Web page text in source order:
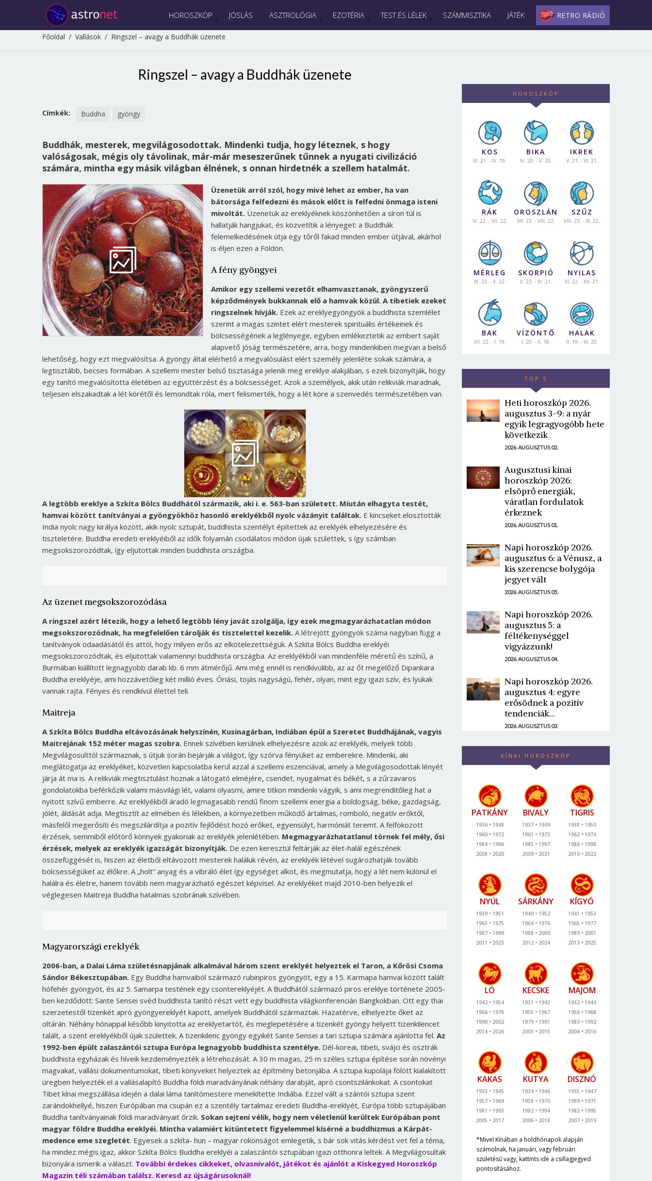
HOROSZKÓP JÓSLÁS ASZTROLÓGIA EZOTÉRIA TEST ÉS LÉLEK SZÁMMISZTIKA JÁTÉK RETRO RÁDIÓ
Főoldal / Vallások / Ringszel – avagy a Buddhák üzenete
Ringszel – avagy a Buddhák üzenete
Címkék: Buddha gyöngy
Buddhák, mesterek, megvilágosodottak. Mindenki tudja, hogy léteznek, s hogy
valóságosak, mégis oly távolinak, már-már meseszerűnek tűnnek a nyugati civilizáció
számára, mintha egy másik világban élnének, s onnan hirdetnék a szellem hatalmát.
Üzenetük arról szól, hogy mivé lehet az ember, ha van
bátorsága felfedezni és mások előtt is felfedni önmaga isteni
mivoltát. Üzenetük az ereklyéknek köszönhetően a síron túl is
hallatják hangjukat, és közvetítik a lényeget: a Buddhák
felemelkedésének útja egy tőről fakad minden ember útjával, akárhol
is éljen ezen a Földön.
A fény gyöngyei
Amikor egy szellemi vezetőt elhamvasztanak, gyöngyszerű
képződmények bukkannak elő a hamvak közül. A tibetiek ezeket
ringszelnek hívják. Ezek az ereklyegyöngyök a buddhista szemlélet
szerint a magas szintet elért mesterek spirituális értékeinek és
bölcsességének a leglényege, egyben emlékeztetik az embert saját
alapvető jóság természetére, arra, hogy mindenkiben megvan a belső
lehetőség, hogy ezt megvalósítsa. A gyöngy által elérhető a megvalósulást elért személy jelenléte sokak számára, a
legtisztább, becses formában. A szellemi mester belső tisztasága jelenik meg ereklye alakjában, s ezek bizonyítják, hogy
egy tanító megvalósította életében az együttérzést és a bölcsességet. Azok a személyek, akik után relikviák maradnak,
teljesen elszakadtak a lét körétől és lemondtak róla, mert felismerték, hogy a lét köre a szenvedés természetében van.
A legtöbb ereklye a Szkíta Bölcs Buddhától származik, aki i. e. 563-ban született. Miután elhagyta testét,
hamvai között tanítványai a gyöngyökhöz hasonló ereklyékből nyolc vázányit találtak. E kincseket elosztották
India nyolc nagy királya között, akik nyolc sztupát, buddhista szentélyt építettek az ereklyék elhelyezésére és
tiszteletére. Buddha eredeti ereklyéiből az idők folyamán csodálatos módon újak születtek, s így számban
megsokszorozódtak, így eljutottak minden buddhista országba.
Az üzenet megsokszorozódása
A ringszel azért létezik, hogy a lehető legtöbb lény javát szolgálja, így ezek megmagyarázhatatlan módon
megsokszorozódnak, ha megfelelően tárolják és tisztelettel kezelik. A létrejött gyöngyök száma nagyban függ a
tanítványok odaadásától és attól, hogy milyen erős az elkötelezettségük. A Szkíta Bölcs Buddha ereklyéi
megsokszorozódtak, és eljutottak valamennyi buddhista országba. Az ereklyékből van mindenféle méretű és színű, a
Burmában kiállított legnagyobb darab kb. 6 mm átmérőjű. Ami még ennél is rendkívülibb, az az őt megelőző Dipankara
Buddha ereklyéje, ami hozzávetőleg két millió éves. Óriási, tojás nagyságú, fehér, olyan, mint egy igazi szív, és lyukak
vannak rajta. Fényes és rendkívül élettel teli.
Maitreja
A Szkíta Bölcs Buddha eltávozásának helyszínén, Kusinagárban, Indiában épül a Szeretet Buddhájának, vagyis
Maitrejának 152 méter magas szobra. Ennek szívében kerülnek elhelyezésre azok az ereklyék, melyek több
Megvilágosulttól származnak, s útjuk során bejárják a világot, így szórva fényüket az emberekre. Mindenki, aki
meglátogatja az ereklyéket, közvetlen kapcsolatba kerül azzal a szellemi eszenciával, amely a Megvilágosodottak lényét
járja át ma is. A relikviák megtisztulást hoznak a látogató elméjére, csendet, nyugalmat és békét, s a zűrzavaros
gondolatokba beférkőzik valami másvilági lét, valami olyasmi, amire titkon mindenki vágyik, s ami megrenditőleg hat a
nyitott szívű emberre. Az ereklyékből áradó legmagasabb rendű finom szellemi energia a boldogság, béke, gazdagság,
jólét, áldását adja. Megtisztít az elmében és lélekben, a környezetben működő ártalmas, romboló, negatív erőktől,
másfelől megerősíti és megszilárdítja a pozitív fejlődést hozó erőket, egyensúlyt, harmóniát teremt. A felfokozott
érzések, semmiből előtörő könnyek gyakoriak az ereklyék jelenlétében. Megmagyarázhatatlanul törnek fel mély, ősi
érzések, melyek az ereklyék igazságát bizonyítják. De ezen keresztül feltárják az élet-halál egészének
összefüggését is, hiszen az életből eltávozott mesterek haláluk révén, az ereklyék létével sugározhatják tovább
bölcsességüket az élőkre. A „holt” anyag és a vibráló élet így egységet alkot, és megmutatja, hogy a lét nem különül el
halálra és életre, hanem tovább nem magyarázható egészet képvisel. Az ereklyéket majd 2010-ben helyezik el
véglegesen Maitreja Buddha hatalmas szobrának szívében.
Magyarországi ereklyék
2006-ban, a Dalai Láma születésnapjának alkalmával három szent ereklyét helyeztek el Taron, a Kőrösi Csoma
Sándor Békesztupában. Egy Buddha hamvaiból származó rubinpiros gyöngyöt, egy a 15. Karmapa hamvai között talált
hófehér gyöngyöt, és az 5. Samarpa testének egy csontereklyéjét. A Buddhától származó piros ereklye története 2005-
ben kezdődött: Sante Sensei svéd buddhista tanító részt vett egy buddhista világkonferencián Bangkokban. Ott egy thai
szerzetestől tizenkét apró gyöngyereklyét kapott, amelyek Buddhától származtak. Hazatérve, elhelyezte őket az
oltárán. Néhány hónappal később kinyitotta az ereklyetartót, és meglepetésére a tizenkét gyöngy helyett tizenkilencet
talált, a szent ereklyékből újak születtek. A tizenkilenc gyöngy egyikét Sante Sensei a tari sztupa számára ajánlotta fel. Az
1992-ben épült zalaszántói sztupa Európa legnagyobb buddhista szentélye. Dél-koreai, tibeti, svájci és osztrák
buddhista egyházak és híveik kezdeményezték a létrehozását. A 30 m magas, 25 m széles sztupa építése során növényi
magvakat, vallási dokumentumokat, tibeti könyveket helyeztek az építmény betonjába. A sztupa kupolája fölött kialakított
üregben helyezték el a vallásalapító Buddha földi maradványának néhány darabját, apró csontszilánkokat. A csontokat
Tibet kínai megszállása idején a dalai láma tanítómestere menekítette Indiába. Ezzel vált a szántói sztupa szent
zarándokhellyé, hiszen Európában ma csupán ez a szentély tartalmaz eredeti Buddha-ereklyét, Európa több sztupájában
Buddha tanítványainak földi maradványait őrzik. Sokan sejteni vélik, hogy nem véletlenül kerültek Európában pont
magyar földre Buddha ereklyéi. Mintha valamiért kitüntetett figyelemmel kísérné a buddhizmus a Kárpát-
medence eme szegletét. Egyesek a szkíta- hun – magyar rokonságot emlegetik, s bár sok vitás kérdést vet fel a téma,
ha mindez mégis igaz, akkor Szkíta Bölcs Buddha ereklyéi a zalaszántói sztupában igazi otthonra leltek. A Megvilágosultak
bizonyára ismerik a választ. További érdekes cikkeket, olvasnivalót, játékot és ajánlót a Kiskegyed Horoszkóp
Magazin téli számában találsz. Keresd az újságárusoknál!
HOROSZKÓP
KOS
III. 21. - IV. 19.
BIKA
IV. 20. - V. 20.
IKREK
V. 21. - VI. 21.
RÁK
VI. 22. - VII. 22.
OROSZLÁN
VII. 23. - VIII. 22.
SZŰZ
VIII. 23. - IX. 22.
MÉRLEG
IX. 23. - X. 22.
SKORPIÓ
X. 23. - XI. 21.
NYILAS
XI. 22. - XII. 21.
BAK
XII. 22. - I. 19.
VÍZÖNTŐ
I. 20. - II. 18.
HALAK
II. 19. - III. 20.
TOP 5
Heti horoszkóp 2026.
augusztus 3-9: a nyár
egyik legragyogóbb hete
következik
2026. AUGUSZTUS 02.
Augusztusi kínai
horoszkóp 2026:
elsöprő energiák,
váratlan fordulatok
érkeznek
2026. AUGUSZTUS 01.
Napi horoszkóp 2026.
augusztus 6: a Vénusz, a
kis szerencse bolygója
jegyet vált
2026. AUGUSZTUS 05.
Napi horoszkóp 2026.
augusztus 5: a
féltékenységgel
vigyázzunk!
2026. AUGUSZTUS 04.
Napi horoszkóp 2026.
augusztus 4: egyre
erősödnek a pozitív
tendenciák...
2026. AUGUSZTUS 03.
KÍNAI HOROSZKÓP
PATKÁNY
1936
1948
1960
1972
1984
1996
2008
2020
BIVALY
1937
1949
1961
1973
1985
1997
2009
2021
TIGRIS
1938
1950
1962
1974
1986
1998
2010
2022
NYÚL
1939
1951
1963
1975
1987
1999
2011
2023
SÁRKÁNY
1940
1952
1964
1976
1988
2000
2012
2024
KÍGYÓ
1941
1953
1965
1977
1989
2001
2013
2025
LÓ
1942
1954
1966
1978
1990
2002
2014
2026
KECSKE
1931
1943
1955
1967
1979
1991
2003
2015
MAJOM
1932
1944
1956
1968
1980
1992
2004
2016
KAKAS
1933
1945
1957
1969
1981
1993
2005
2017
KUTYA
1934
1946
1958
1970
1982
1994
2006
2018
DISZNÓ
1935
1947
1959
1971
1983
1995
2007
2019
*Mivel Kínában a holdhónapok alapján
számolnak, ha januári, vagy februári
születésű vagy, kattints ide a csillagjegyed
pontosításához.
Borsonline bejelentkezés
E-mail cím vagy felhasználónév
Jelszó
Mégse Bejelentkezés